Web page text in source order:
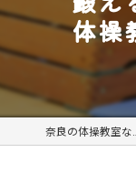
体操
奈良の体操